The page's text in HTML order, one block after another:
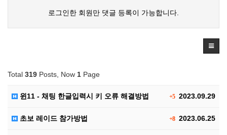
로그인한 회원만 댓글 등록이 가능합니다.
Total 319 Posts, Now 1 Page
+52023.09.29
윈11 - 채팅 한글입력시 키 오류 해결방법
+82023.06.25
초보 레이드 참가방법